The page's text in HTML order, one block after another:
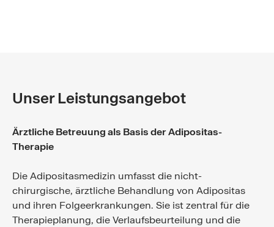
Unser Leistungsangebot
Ärztliche Betreuung als Basis der Adipositas-
Therapie
Die Adipositasmedizin umfasst die nicht-
chirurgische, ärztliche Behandlung von Adipositas
und ihren Folgeerkrankungen. Sie ist zentral für die
Therapieplanung, die Verlaufsbeurteilung und die